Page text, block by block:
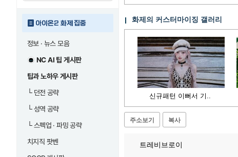
아이온2 화제 집중
정보 · 뉴스 모음
NC AI 팁 게시판
팁과 노하우 게시판
└던전 공략
└성역 공략
└스펙업 · 파밍 공략
치지직 팟벤
화제의 커스터마이징 갤러리
신규패턴 이뻐서 기..
주소보기 복사
트레비브로이